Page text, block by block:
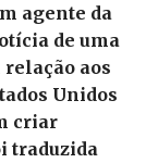
agente da
de uma
relação aos
Unidos
criar
traduzida